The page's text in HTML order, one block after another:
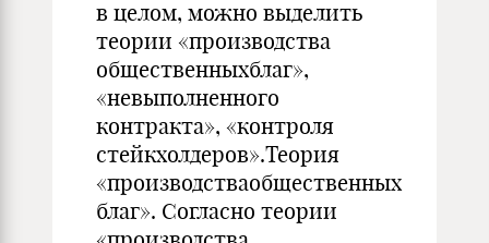
в целом, можно выделить
теории «производства
обществен­ныхблаг»,
«невыполнен­ного
контракта», «контроля
стейкхолдеров».Теория
«производстваобщественных
благ». Согласно теории